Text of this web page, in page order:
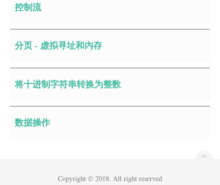
控制流
分页 - 虚拟寻址和内存
将十进制字符串转换为整数
数据操作
Copyright © 2018. All right reserved